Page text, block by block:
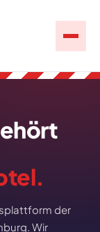
der
Wir